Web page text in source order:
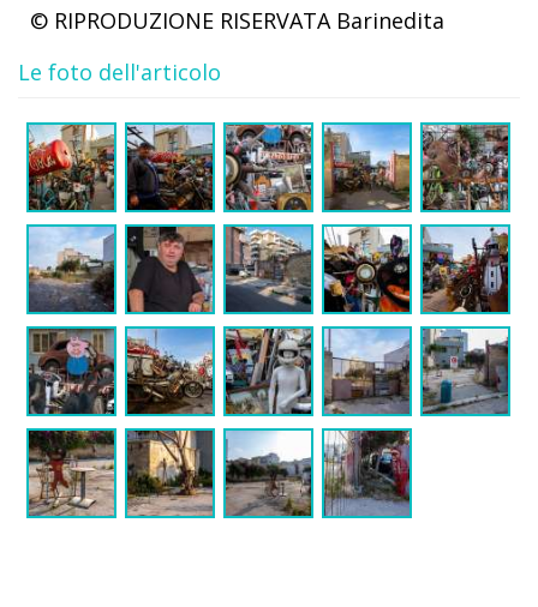
© RIPRODUZIONE RISERVATA Barinedita
Le foto dell'articolo